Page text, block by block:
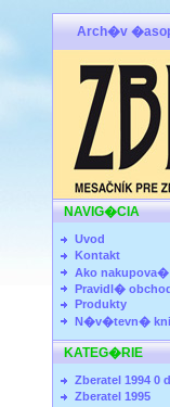
Arch�v
NAVIG�CIA
Uvod
Kontakt
Ako nakupova�
Pravidl�
Produkty
N�v�tevn�
KATEG�RIE
Zberatel 1994 0
Zberatel 1995